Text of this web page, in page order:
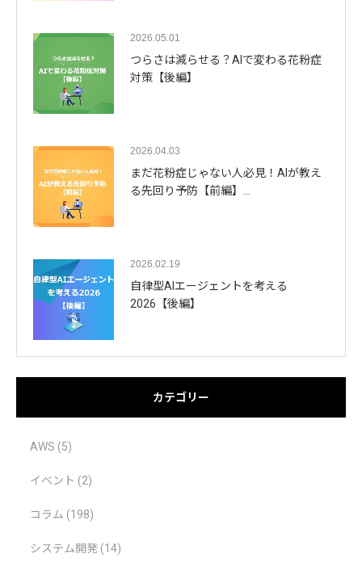
2026.05.01
つらさは減らせる？AIで変わる花粉症
対策【後編】
2026.04.03
まだ花粉症じゃない人必見！AIが教え
る先回り予防【前編】…
2026.02.19
自律型AIエージェントを考える
2026【後編】
カテゴリー
AWS (5)
イベント (2)
コラム (198)
システム開発 (14)